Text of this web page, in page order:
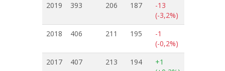
2019
393 206 187
-13
(-3,2%)
2018
406 211 195
-1
(-0,2%)
2017
407 213 194
+1